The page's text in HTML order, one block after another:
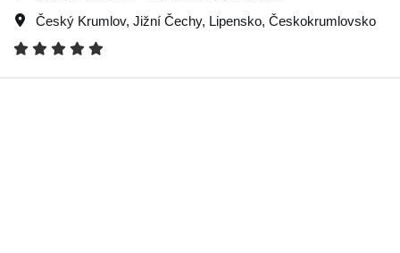
Český Krumlov, Jižní Čechy, Lipensko, Českokrumlovsko